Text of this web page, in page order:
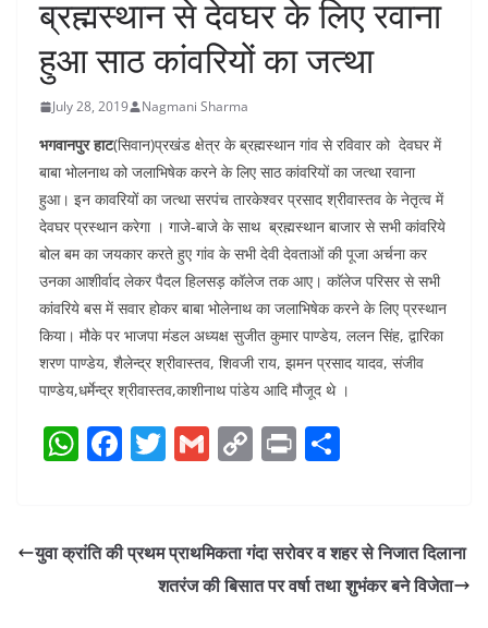
ब्रह्मस्थान से देवघर के लिए रवाना
हुआ साठ कांवरियों का जत्था
July 28, 2019 Nagmani Sharma
भगवानपुर हाट(सिवान)प्रखंड क्षेत्र के ब्रह्मस्थान गांव से रविवार को देवघर में
बाबा भोलनाथ को जलाभिषेक करने के लिए साठ कांवरियों का जत्था रवाना
हुआ। इन कावरियों का जत्था सरपंच तारकेश्वर प्रसाद श्रीवास्तव के नेतृत्व में
देवघर प्रस्थान करेगा । गाजे-बाजे के साथ ब्रह्मस्थान बाजार से सभी कांवरिये
बोल बम का जयकार करते हुए गांव के सभी देवी देवताओं की पूजा अर्चना कर
उनका आशीर्वाद लेकर पैदल हिलसड़ कॉलेज तक आए। काॅलेज परिसर से सभी
कांवरिये बस में सवार होकर बाबा भोलेनाथ का जलाभिषेक करने के लिए प्रस्थान
किया। मौके पर भाजपा मंडल अध्यक्ष सुजीत कुमार पाण्डेय, ललन सिंह, द्वारिका
शरण पाण्डेय, शैलेन्द्र श्रीवास्तव, शिवजी राय, झमन प्रसाद यादव, संजीव
पाण्डेय,धर्मेन्द्र श्रीवास्तव,काशीनाथ पांडेय आदि मौजूद थे ।
W
s
F
e
T
er
G
l
C
y
Li
Pr
e
युवा क्रांति की प्रथम प्राथमिकता गंदा सरोवर व शहर से निजात दिलाना
शतरंज की बिसात पर वर्षा तथा शुभंकर बने विजेता